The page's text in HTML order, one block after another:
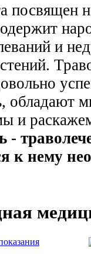
посвящен
и
обладают
и
-
к нему